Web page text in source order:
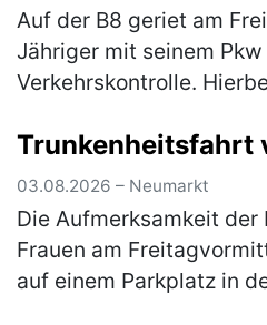
Auf der B8 geriet am
Jähriger mit seinem
Verkehrskontrolle.
vorgenommen hatte, die
(mehr)
Trunkenheitsfahrt
03.08.2026 – Neumarkt
Die Aufmerksamkeit der
Frauen am
auf einem Parkplatz in